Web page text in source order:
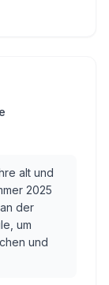
alt und
2025
der
um
und